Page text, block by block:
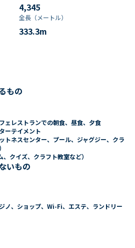
4,345
全長（メートル）
333.3m
もの
ェレストランでの朝食、昼食、夕食
ーテイメント
トネスセンター、プール、ジャグジー、クラ
クイズ、クラフト教室など）
いもの
ノ、ショップ、Wi-Fi、エステ、ランドリー